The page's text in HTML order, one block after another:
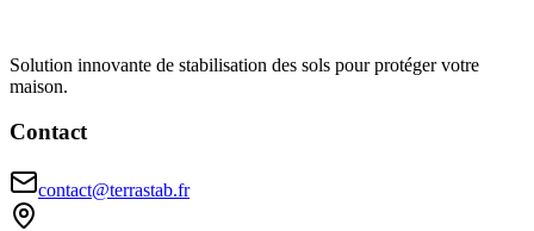
Solution innovante de stabilisation des sols pour protéger votre
maison.
Contact
contact@terrastab.fr